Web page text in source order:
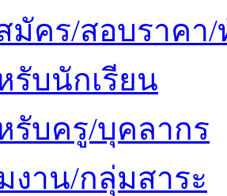
มัคร/สอบราคา/
รับนักเรียน
รับครู/บุคลากร
งาน/กลุ่มสาระ